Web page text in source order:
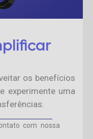
os benefícios
experimente uma
com nossa